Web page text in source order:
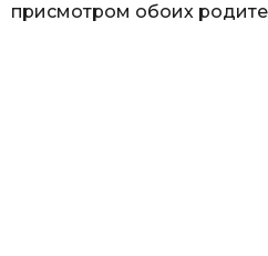
присмотром обоих